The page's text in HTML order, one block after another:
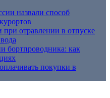
назвали способ
отравлении в отпуске
бортпроводника: как
покупки в